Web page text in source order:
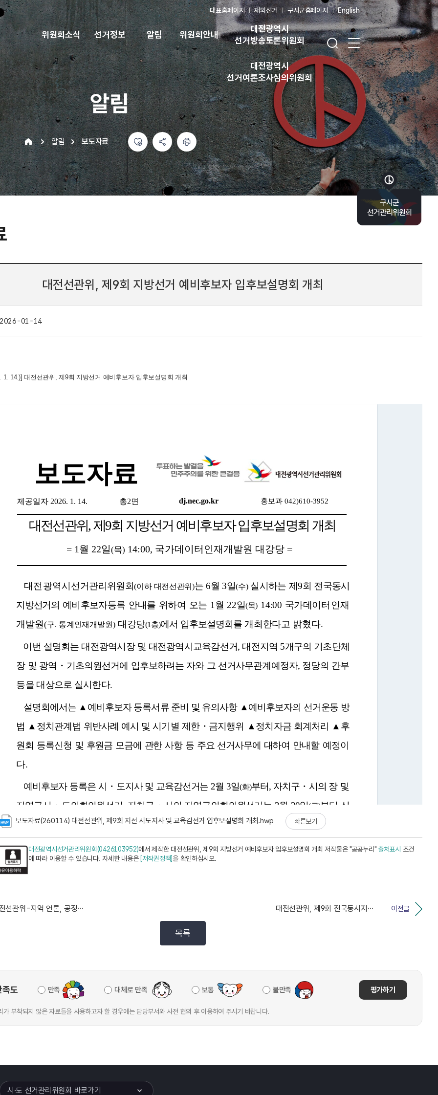
대표홈페이지 재외선거 구시군홈페이지 English
위원회소식 선거정보 알림 위원회안내
대전광역시
선거방송토론위원회
대전광역시
선거여론조사심의위원회
알림
알림 보도자료
대전선관위, 제9회 지방선거 예비후보자 입후보설명회 개최
2026-01-14
1. 14.)] 대전선관위, 제9회 지방선거 예비후보자 입후보설명회 개최
보도자료(260114) 대전선관위, 제9회 지선 시도지사 및 교육감선거 입후보설명회 개최.hwp 빠른보기
대전광역시선거관리위원회(0426103952)에서 제작한 대전선관위, 제9회 지방선거 예비후보자 입후보설명회 개최 저작물은 "공공누리" 출처표시 조건
에 따라 이용할 수 있습니다. 자세한 내용은 [저작권정책]을 확인하십시오.
대전선관위-지역 언론, 공정선거를 위한 소통의 자리 마... 이전글
대전선관위, 제9회 전국동시지방선거 '공정선거지원단' ...
목록
족도 만족 대체로 만족 보통 불만족 평가하기
가 부착되지 않은 자료들을 사용하고자 할 경우에는 담당부서와 사전 협의 후 이용하여 주시기 바랍니다.
구시군
선거관리위원회
바로가기 목록 열기
시·도 선거관리위원회 바로가기